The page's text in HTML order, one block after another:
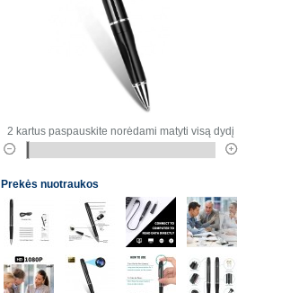
2 kartus paspauskite norėdami matyti visą dydį
Prekės nuotraukos